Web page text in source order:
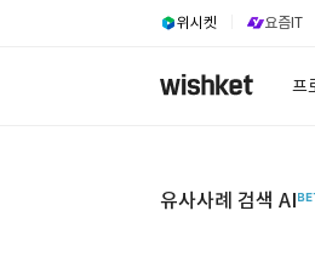
위시켓 요즘IT
프
유사사례 검색 AI